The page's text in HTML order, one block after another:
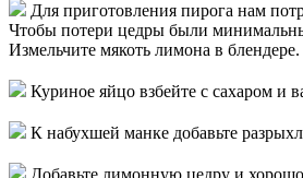
Для приготовления пирога нам
Чтобы потери цедры были
Измельчите мякоть лимона в блендере.
Куриное яйцо взбейте с сахаром и
К набухшей манке добавьте